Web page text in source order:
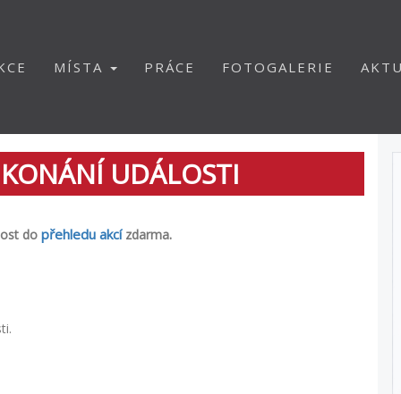
MÍSTA PRÁCE FOTOGALERIE
UDÁLOSTI
dopřehledu akcí zdarma.
.